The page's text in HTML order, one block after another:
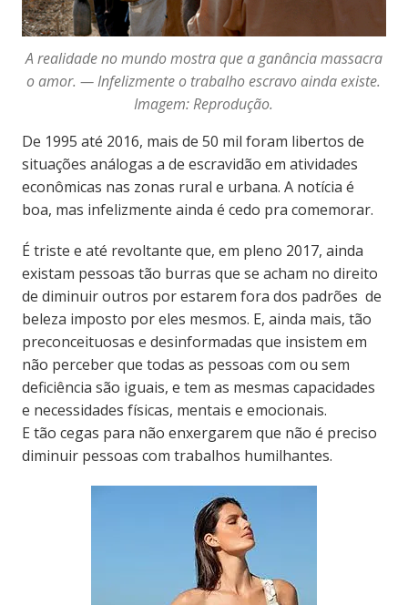
A realidade no mundo mostra que a ganância massacra
o amor. — Infelizmente o trabalho escravo ainda existe.
Imagem: Reprodução.
De 1995 até 2016, mais de 50 mil foram libertos de
situações análogas a de escravidão em atividades
econômicas nas zonas rural e urbana. A notícia é
boa, mas infelizmente ainda é cedo pra comemorar.
É triste e até revoltante que, em pleno 2017, ainda
existam pessoas tão burras que se acham no direito
de diminuir outros por estarem fora dos padrões de
beleza imposto por eles mesmos. E, ainda mais, tão
preconceituosas e desinformadas que insistem em
não perceber que todas as pessoas com ou sem
deficiência são iguais, e tem as mesmas capacidades
e necessidades físicas, mentais e emocionais.
E tão cegas para não enxergarem que não é preciso
diminuir pessoas com trabalhos humilhantes.